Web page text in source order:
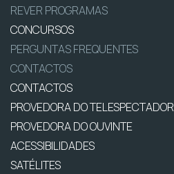
REVER PROGRAMAS
CONCURSOS
PERGUNTAS FREQUENTES
CONTACTOS
CONTACTOS
PROVEDORA DO TELESPECTADOR
PROVEDORA DO OUVINTE
ACESSIBILIDADES
SATÉLITES